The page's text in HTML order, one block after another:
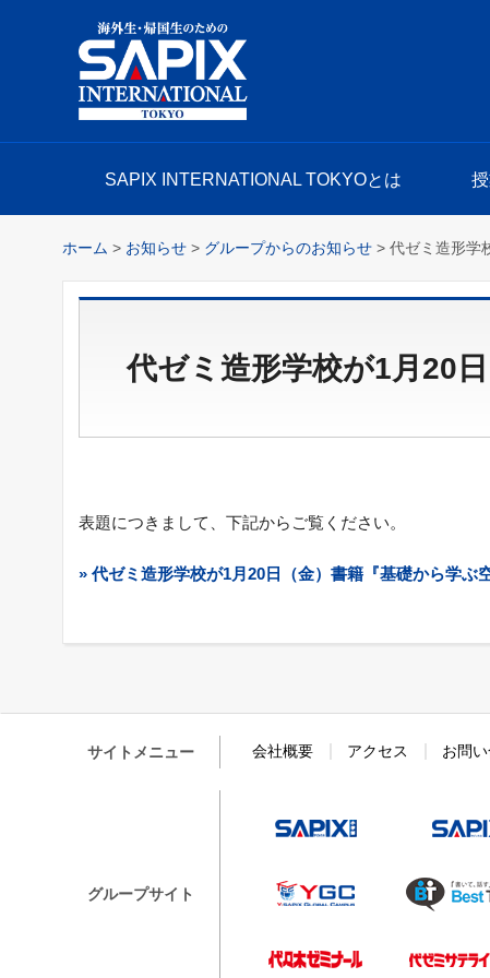
SAPIX INTERNATIONAL TOKYOとは
ホーム > お知らせ > グループからのお知らせ > 代ゼミ造形学
代ゼミ造形学校が1月20
表題につきまして、下記からご覧ください。
» 代ゼミ造形学校が1月20日（金）書籍『基礎から学ぶ
サイトメニュー 会社概要 アクセス お問
グループサイト
Y-SAPIX